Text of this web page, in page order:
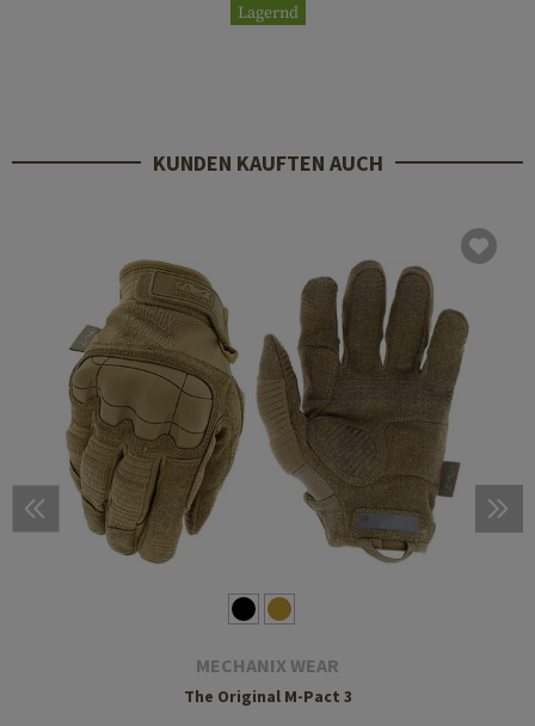
Lagernd
KUNDEN KAUFTEN AUCH
MECHANIX WEAR
The Original M-Pact 3